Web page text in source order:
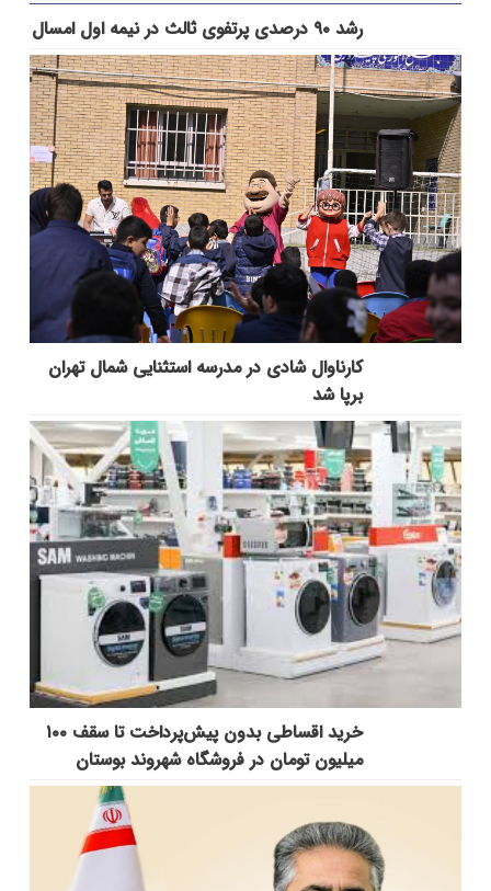
رشد ۹۰ درصدی پرتفوی ثالث در نیمه اول امسال
کارناوال شادی در مدرسه استثنایی شمال تهران
برپا شد
خرید اقساطی بدون پیش‌پرداخت تا سقف ۱۰۰
میلیون تومان در فروشگاه شهروند بوستان